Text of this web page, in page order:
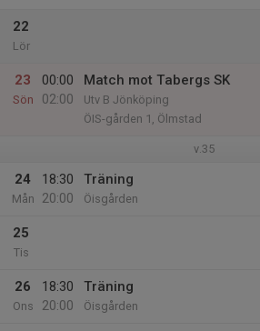
22
Lör
23
Sön
00:00
02:00
Match mot Tabergs SK
Utv B Jönköping
ÖIS-gården 1, Ölmstad
v.35
24
Mån
18:30
20:00
Träning
Öisgården
25
Tis
26
Ons
18:30
20:00
Träning
Öisgården